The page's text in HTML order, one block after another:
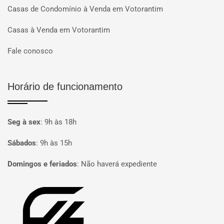
Casas de Condomínio à Venda em Votorantim
Casas à Venda em Votorantim
Fale conosco
Horário de funcionamento
Seg à sex: 9h às 18h
Sábados: 9h às 15h
Domingos e feriados: Não haverá expediente
Página inicial